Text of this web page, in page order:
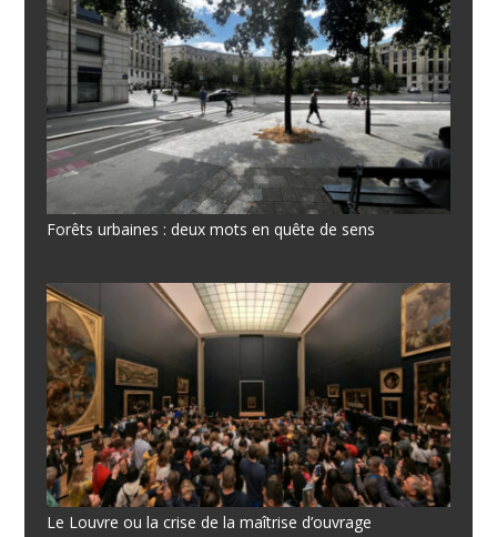
Forêts urbaines : deux mots en quête de sens
Le Louvre ou la crise de la maîtrise d’ouvrage